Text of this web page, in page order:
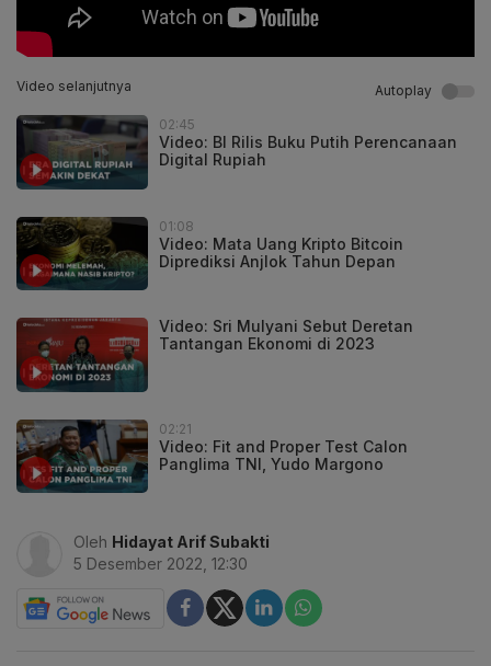
Video selanjutnya Autoplay
02:45
Video: BI Rilis Buku Putih Perencanaan
Digital Rupiah
01:08
Video: Mata Uang Kripto Bitcoin
Diprediksi Anjlok Tahun Depan
Video: Sri Mulyani Sebut Deretan
Tantangan Ekonomi di 2023
02:21
Video: Fit and Proper Test Calon
Panglima TNI, Yudo Margono
Oleh Hidayat Arif Subakti
5 Desember 2022, 12:30